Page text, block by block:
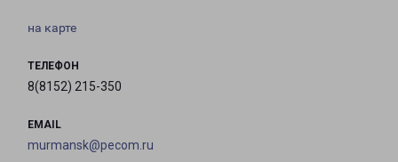
на карте
ТЕЛЕФОН
8(8152) 215-350
EMAIL
murmansk@pecom.ru